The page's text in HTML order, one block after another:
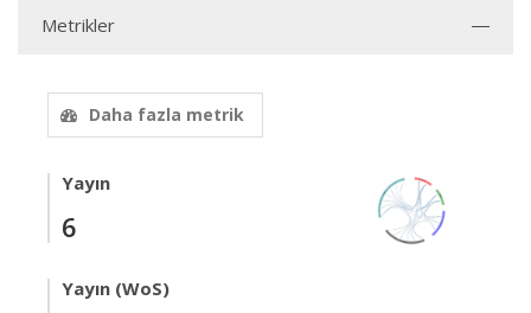
Metrikler
Daha fazla metrik
Yayın
6
Yayın (WoS)